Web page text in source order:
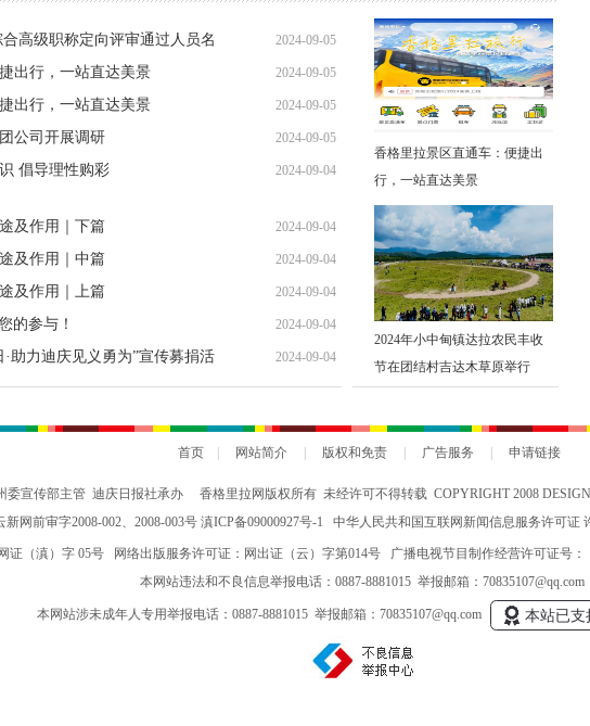
高级职称定向评审通过人员名
2024-09-05
出行，一站直达美景 2024-09-05
出行，一站直达美景 2024-09-05
公司开展调研 2024-09-05
倡导理性购彩 2024-09-04
及作用｜下篇 2024-09-04
及作用｜中篇 2024-09-04
及作用｜上篇 2024-09-04
的参与！ 2024-09-04
·助力迪庆见义勇为”宣传募捐活
2024-09-04
香格里拉景区直通车：便捷出
行，一站直达美景
2024年小中甸镇达拉农民丰收
节在团结村吉达木草原举行